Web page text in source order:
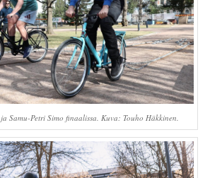
Samu-Petri Simo finaalissa. Kuva: Touho Häkkinen.